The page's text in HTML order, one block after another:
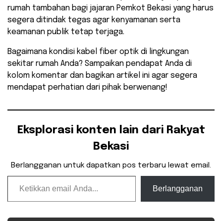
rumah tambahan bagi jajaran Pemkot Bekasi yang harus
segera ditindak tegas agar kenyamanan serta
keamanan publik tetap terjaga.
Bagaimana kondisi kabel fiber optik di lingkungan
sekitar rumah Anda? Sampaikan pendapat Anda di
kolom komentar dan bagikan artikel ini agar segera
mendapat perhatian dari pihak berwenang!
Eksplorasi konten lain dari Rakyat
Bekasi
Berlangganan untuk dapatkan pos terbaru lewat email.
Ketikkan email Anda...
Berlangganan